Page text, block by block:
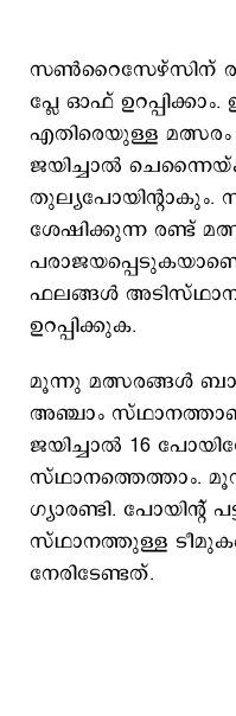
സണ്‍റൈസേഴ്സിന്
പ്ലേ ഓഫ്
എതിരെയുള്ള
ജയിച്ചാല്‍
ശേഷിക്കുന്ന രണ്ട്
ഫലങ്ങൾ
ഉറപ്പിക്കുക.
മൂന്നു മത്സരങ്ങള്‍
അഞ്ചാം
ജയിച്ചാല്‍ 16
സ്ഥാനത്തെത്താം.
ഗ്യാരണ്ടി. പോയിന്‍റ്
സ്ഥാനത്തുള്ള
നേരിടേണ്ടത്.